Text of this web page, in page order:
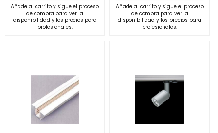
Añade al carrito y sigue el proceso
de compra para ver la
disponibilidad y los precios para
profesionales.
Añade al carrito y sigue el proceso
de compra para ver la
disponibilidad y los precios para
profesionales.